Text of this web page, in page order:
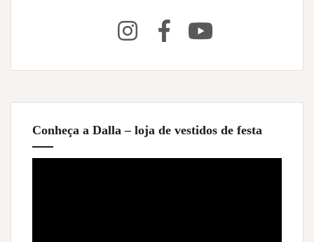
Conheça a Dalla – loja de vestidos de festa